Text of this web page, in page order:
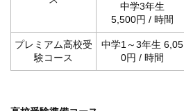
中学3年生
5,500円 / 時間
プレミアム高校受
験コース
中学1～3年生 6,05
0円 / 時間